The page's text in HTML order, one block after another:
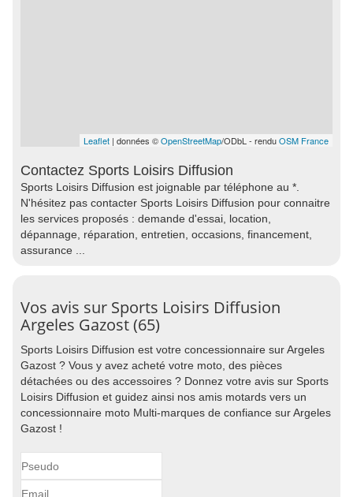
Leaflet | données ©OpenStreetMap/ODbL - renduOSM France
Contactez Sports Loisirs Diffusion
Sports Loisirs Diffusion est joignable par téléphone au *.
N'hésitez pas contacter Sports Loisirs Diffusion pour connaitre
les services proposés : demande d'essai, location,
dépannage, réparation, entretien, occasions, financement,
assurance ...
Vos avis sur Sports Loisirs Diffusion
Argeles Gazost (65)
Sports Loisirs Diffusion est votre concessionnaire sur Argeles
Gazost ? Vous y avez acheté votre moto, des pièces
détachées ou des accessoires ? Donnez votre avis sur Sports
Loisirs Diffusion et guidez ainsi nos amis motards vers un
concessionnaire moto Multi-marques de confiance sur Argeles
Gazost !